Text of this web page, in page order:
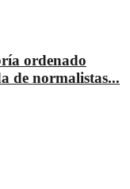
ordenado
de normalistas...